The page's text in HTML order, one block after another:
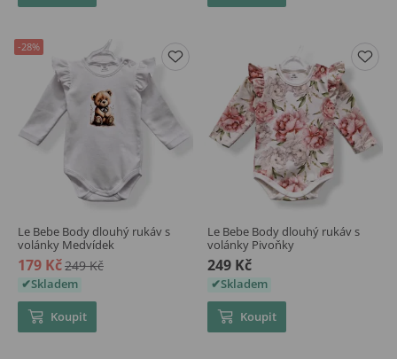
-28%
Le Bebe Body dlouhý rukáv s
volánky Medvídek
179 Kč249 Kč
Skladem
Koupit
Le Bebe Body dlouhý rukáv s
volánky Pivoňky
249 Kč
Skladem
Koupit